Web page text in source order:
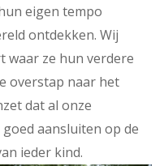
eigen tempo
ontdekken. Wij
waar ze hun verdere
overstap naar het
dat al onze
aansluiten op de
ieder kind.